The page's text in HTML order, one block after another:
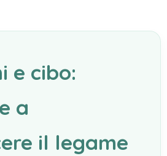
e cibo:
a
il legame